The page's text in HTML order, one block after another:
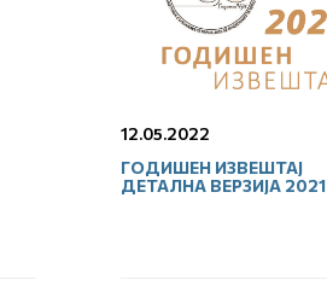
12.05.2022
ГОДИШЕН ИЗВЕШТАЈ
ДЕТАЛНА ВЕРЗИЈА 2021